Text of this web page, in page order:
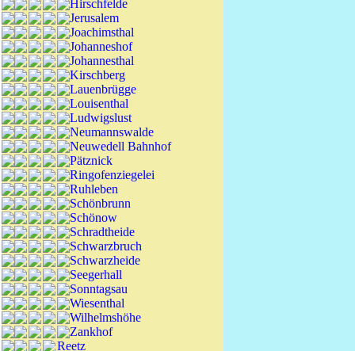
Hirschfelde
Jerusalem
Joachimsthal
Johanneshof
Johannesthal
Kirschberg
Lauenbrügge
Louisenthal
Ludwigslust
Neumannswalde
Neuwedell Bahnhof
Pätznick
Ringofenziegelei
Ruhleben
Schönbrunn
Schönow
Schradtheide
Schwarzbruch
Schwarzheide
Seegerhall
Sonntagsau
Wiesenthal
Wilhelmshöhe
Zankhof
Reetz